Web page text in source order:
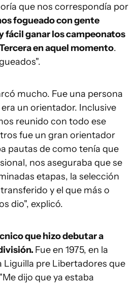
que nos correspondía por
fogueado con gente
fácil ganar los campeonatos
en aquel momento.
mucho. Fue una persona
un orientador. Inclusive
reunido con todo ese
fue un gran orientador
pautas de como tenía que
nos aseguraba que se
etapas, la selección
y el que más o
dio", explicó.
que hizo debutar a
Fue en 1975, en la
Liguilla pre Libertadores que
dijo que ya estaba